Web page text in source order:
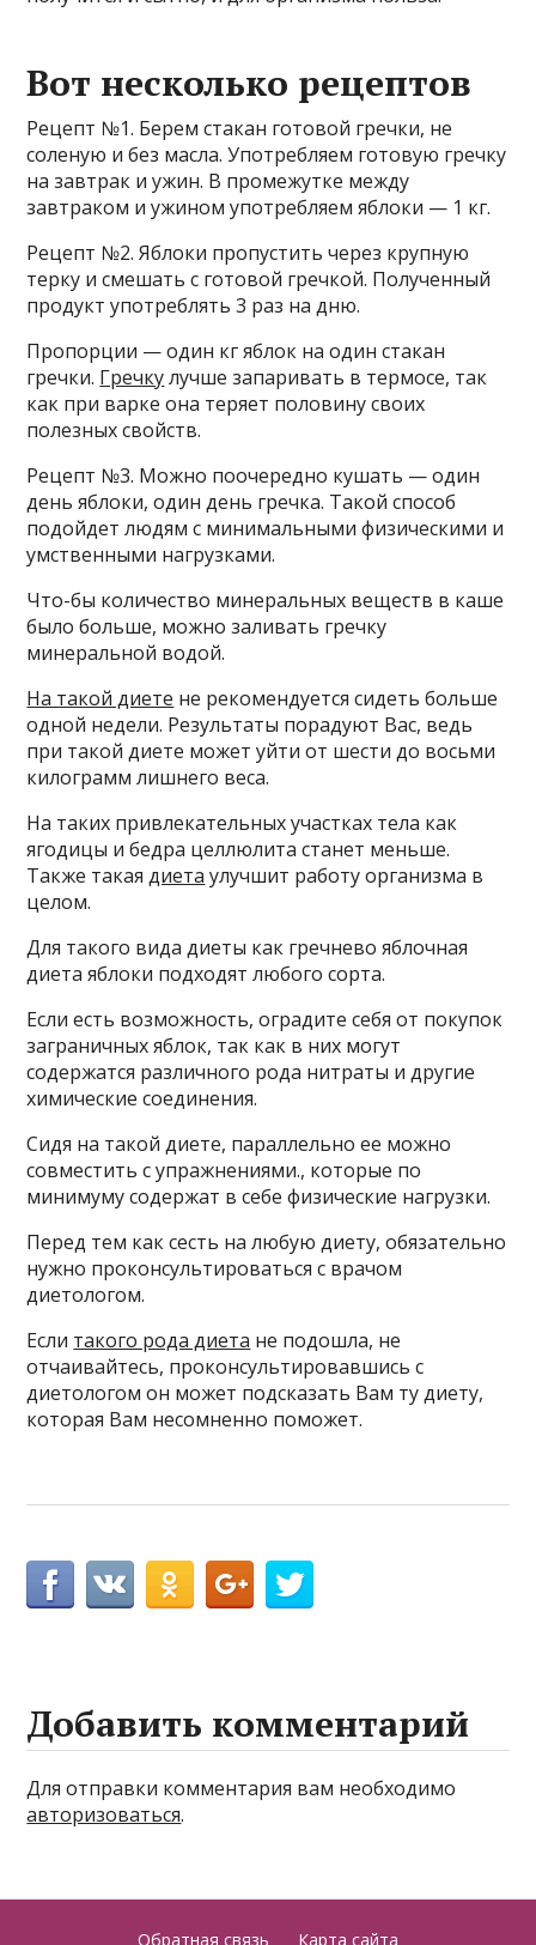
Вот несколько рецептов
Рецепт №1. Берем стакан готовой гречки, не
соленую и без масла. Употребляем готовую гречку
на завтрак и ужин. В промежутке между
завтраком и ужином употребляем яблоки — 1 кг.
Рецепт №2. Яблоки пропустить через крупную
терку и смешать с готовой гречкой. Полученный
продукт употреблять 3 раз на дню.
Пропорции — один кг яблок на один стакан
гречки. Гречкулучше запаривать в термосе, так
как при варке она теряет половину своих
полезных свойств.
Рецепт №3. Можно поочередно кушать — один
день яблоки, один день гречка. Такой способ
подойдет людям с минимальными физическими и
умственными нагрузками.
Что-бы количество минеральных веществ в каше
было больше, можно заливать гречку
минеральной водой.
На такой диете не рекомендуется сидеть больше
одной недели. Результаты порадуют Вас, ведь
при такой диете может уйти от шести до восьми
килограмм лишнего веса.
На таких привлекательных участках тела как
ягодицы и бедра целлюлита станет меньше.
Также такаядиета улучшит работу организма в
целом.
Для такого вида диеты как гречнево яблочная
диета яблоки подходят любого сорта.
Если есть возможность, оградите себя от покупок
заграничных яблок, так как в них могут
содержатся различного рода нитраты и другие
химические соединения.
Сидя на такой диете, параллельно ее можно
совместить с упражнениями., которые по
минимуму содержат в себе физические нагрузки.
Перед тем как сесть на любую диету, обязательно
нужно проконсультироваться с врачом
диетологом.
Если такого рода диета не подошла, не
отчаивайтесь, проконсультировавшись с
диетологом он может подсказать Вам ту диету,
которая Вам несомненно поможет.
Добавить комментарий
Для отправки комментария вам необходимо
авторизоваться.
Обратная связь Карта сайта